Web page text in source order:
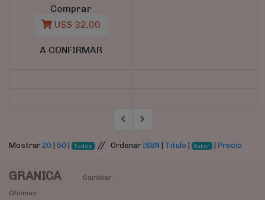
Comprar
U$S 32,00
A CONFIRMAR
Mostrar 20 50 Todos // Ordenar ISBN Título Autor |Precio
GRANICA
Cambiar
Oficinas